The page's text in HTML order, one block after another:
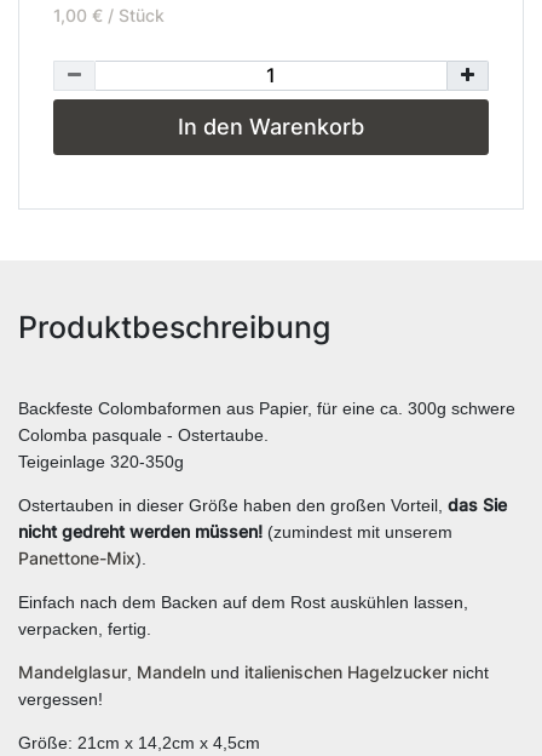
1,00 € / Stück
In den Warenkorb
Produktbeschreibung
Backfeste Colombaformen aus Papier, für eine ca. 300g schwere
Colomba pasquale - Ostertaube.
Teigeinlage 320-350g
Ostertauben in dieser Größe haben den großen Vorteil, das Sie
nicht gedreht werden müssen! (zumindest mit unserem
Panettone-Mix).
Einfach nach dem Backen auf dem Rost auskühlen lassen,
verpacken, fertig.
Mandelglasur Mandeln und italienischen Hagelzucker nicht
vergessen!
Größe: 21cm x 14,2cm x 4,5cm